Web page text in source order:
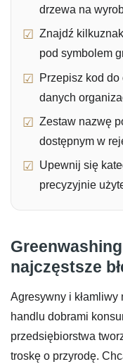
drzewa na
Znajdź
pod symbolem
Przepisz kod
danych
Zestaw nazwę
dostępnym w
Upewnij się
precyzyjnie
najczęstsze
Agresywny i kłamliwy
handlu dobrami
przedsiębiorstwa
troskę o przyrodę.